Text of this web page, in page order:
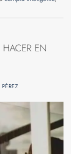
EN
PÉREZ